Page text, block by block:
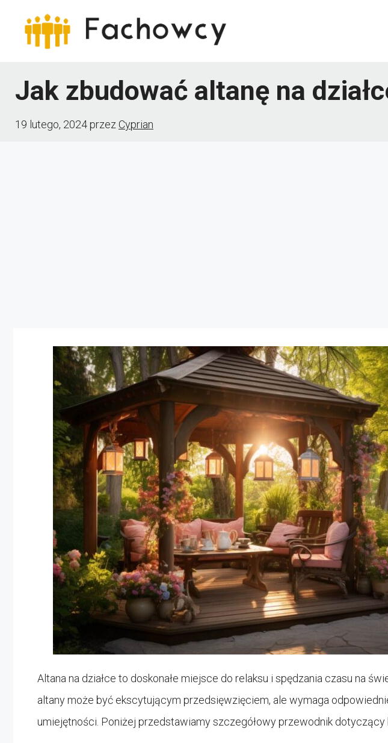
Jak zbudować altanę na
19 lutego, 2024przez Cyprian
Altana na działce to doskonałe miejsce do relaksu i spędzania czasu na
altany może być ekscytującym przedsięwzięciem, ale wymaga
umiejętności. Poniżej przedstawiamy szczegółowy przewodnik dotyczący